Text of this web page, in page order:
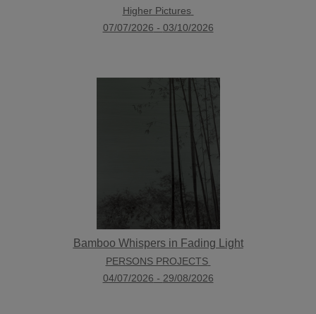
Higher Pictures
07/07/2026 - 03/10/2026
Bamboo Whispers in Fading Light
PERSONS PROJECTS
04/07/2026 - 29/08/2026